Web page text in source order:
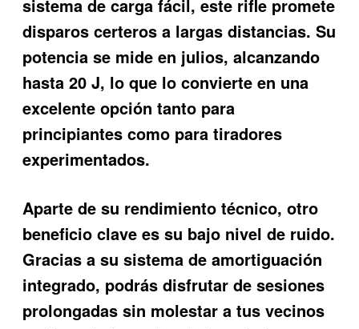
sistema de carga fácil, este rifle promete
disparos certeros a largas distancias. Su
potencia se mide en julios, alcanzando
hasta 20 J, lo que lo convierte en una
excelente opción tanto para
principiantes como para tiradores
experimentados.
Aparte de su rendimiento técnico, otro
beneficio clave es su bajo nivel de ruido.
Gracias a su sistema de amortiguación
integrado, podrás disfrutar de sesiones
prolongadas sin molestar a tus vecinos